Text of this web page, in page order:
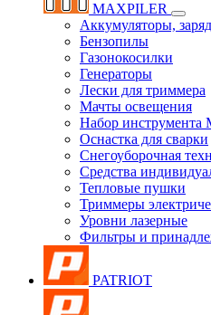
MAXPILER
Аккумуляторы,
Бензопилы
Газонокосилки
Генераторы
Лески для триммера
Мачты освещения
Набор инструмента
Оснастка для сварки
Снегоуборочная
Средства
Тепловые пушки
Триммеры
Уровни лазерные
Фильтры и
PATRIOT